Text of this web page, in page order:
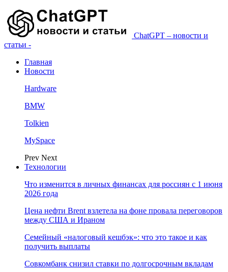
ChatGPT – новости и
статьи -
Главная
Новости
Hardware
BMW
Tolkien
MySpace
Prev Next
Технологии
Что изменится в личных финансах для россиян с 1 июня
2026 года
Цена нефти Brent взлетела на фоне провала переговоров
между США и Ираном
Семейный «налоговый кешбэк»: что это такое и как
получить выплаты
Совкомбанк снизил ставки по долгосрочным вкладам